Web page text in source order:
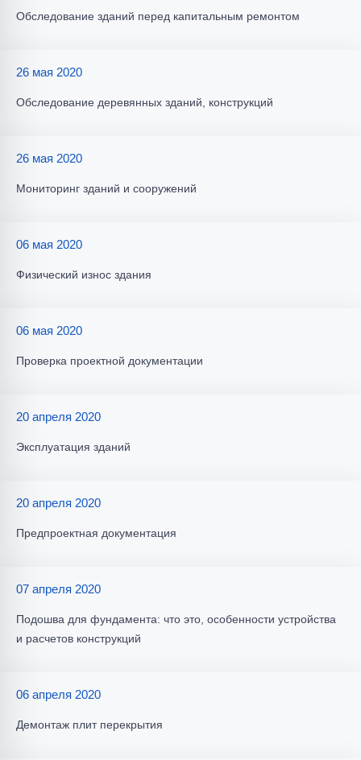
Обследование зданий перед капитальным ремонтом
26 мая 2020
Обследование деревянных зданий, конструкций
26 мая 2020
Мониторинг зданий и сооружений
06 мая 2020
Физический износ здания
06 мая 2020
Проверка проектной документации
20 апреля 2020
Эксплуатация зданий
20 апреля 2020
Предпроектная документация
07 апреля 2020
Подошва для фундамента: что это, особенности устройства
и расчетов конструкций
06 апреля 2020
Демонтаж плит перекрытия